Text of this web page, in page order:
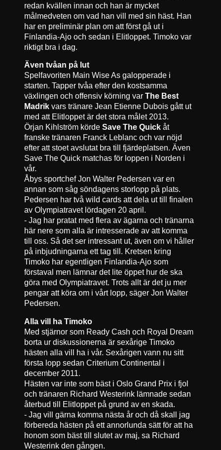
redan kvällen innan och han är mycket
målmedveten om vad han vill med sin häst. Han
har en preliminär plan om att först gå ut i
Finlandia-Ajo och sedan i Elitloppet. Timoko var
riktigt bra i dag.
Även tvåan på lut
Spelfavoriten Main Wise As galopperade i
starten. Tapper tvåa efter den kostsamma
växlingen och offensiv körning varThe Best
Madrikvars tränare Jean Etienne Dubois gått ut
med att Elitloppet är det stora målet 2013.
Örjan Kihlström kördeSave The Quick åt
franske tränaren Franck Leblanc och var nöjd
efter att stoet avslutat bra till fjärdeplatsen. Även
Save The Quick matchas för loppen i Norden i
vår.
Åbys sportchef Jon Walter Pedersen var en
annan som såg söndagens storlopp på plats.
Pedersen har två wild cards att dela ut till finalen
av Olympiatravet lördagen 20 april.
- Jag har pratat med flera av ägarna och tränarna
här nere som alla är intresserade av att komma
till oss. Så det ser intressant ut, även om vi håller
på inbjudningarna ett tag till. Kretsen kring
Timoko har egentligen Finlandia-Ajo som
förstaval men lämnar det lite öppet hur de ska
göra med Olympiatravet. Trots allt är det ju mer
pengar att köra om i vårt lopp, säger Jon Walter
Pedersen.
Alla vill ha Timoko
Med stjärnor som Ready Cash och Royal Dream
borta ur diskussionerna är sexårige Timoko
hästen alla vill ha i vår. Sexårigen vann nu sitt
första lopp sedan Criterium Continental i
december 2011.
Hästen var inte som bäst i Oslo Grand Prix i fjol
och tränaren Richard Westerink lämnade sedan
återbud till Elitloppet på grund av en skada.
- Jag vill gärna komma nästa år och då skall jag
förbereda hästen på ett annorlunda sätt för att ha
honom som bäst till slutet av maj, sa Richard
Westerink den gången.